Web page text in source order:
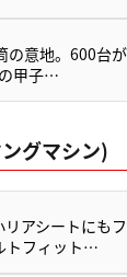
の意地。600台
甲子…
グマシン)
アシートにも
トフィット…